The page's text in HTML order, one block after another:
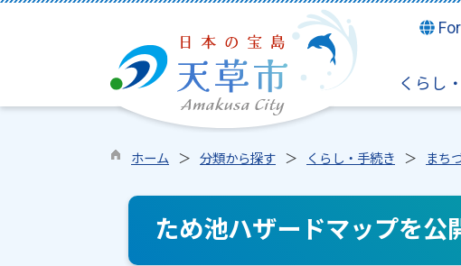
くらし
ホーム 分類から探す くらし・手続き まち
ため池ハザードマップを公